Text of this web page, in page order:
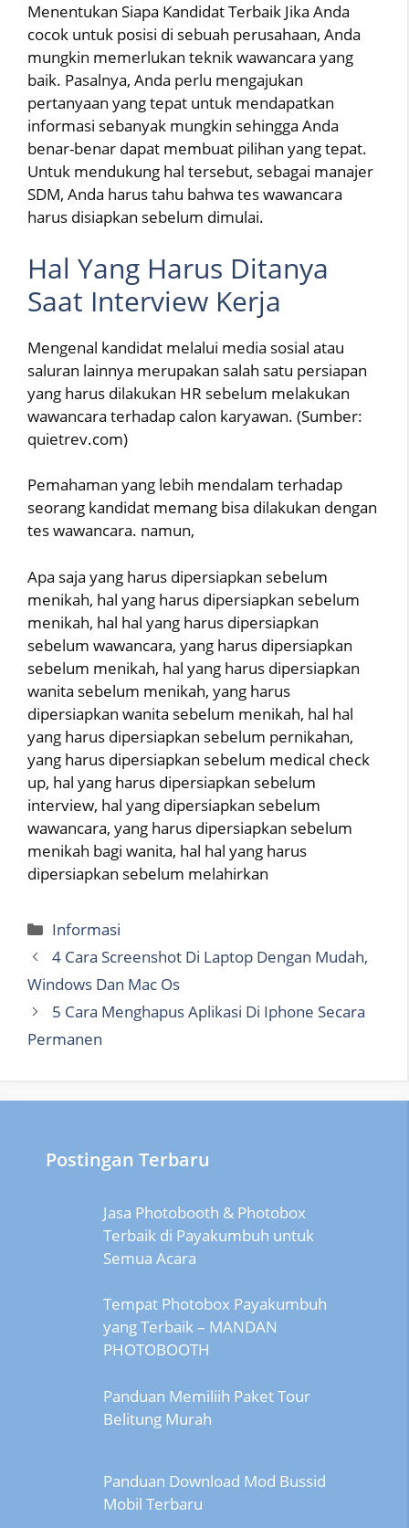
Menentukan Siapa Kandidat Terbaik Jika Anda
cocok untuk posisi di sebuah perusahaan, Anda
mungkin memerlukan teknik wawancara yang
baik. Pasalnya, Anda perlu mengajukan
pertanyaan yang tepat untuk mendapatkan
informasi sebanyak mungkin sehingga Anda
benar-benar dapat membuat pilihan yang tepat.
Untuk mendukung hal tersebut, sebagai manajer
SDM, Anda harus tahu bahwa tes wawancara
harus disiapkan sebelum dimulai.
Hal Yang Harus Ditanya
Saat Interview Kerja
Mengenal kandidat melalui media sosial atau
saluran lainnya merupakan salah satu persiapan
yang harus dilakukan HR sebelum melakukan
wawancara terhadap calon karyawan. (Sumber:
quietrev.com)
Pemahaman yang lebih mendalam terhadap
seorang kandidat memang bisa dilakukan dengan
tes wawancara. namun,
Apa saja yang harus dipersiapkan sebelum
menikah, hal yang harus dipersiapkan sebelum
menikah, hal hal yang harus dipersiapkan
sebelum wawancara, yang harus dipersiapkan
sebelum menikah, hal yang harus dipersiapkan
wanita sebelum menikah, yang harus
dipersiapkan wanita sebelum menikah, hal hal
yang harus dipersiapkan sebelum pernikahan,
yang harus dipersiapkan sebelum medical check
up, hal yang harus dipersiapkan sebelum
interview, hal yang dipersiapkan sebelum
wawancara, yang harus dipersiapkan sebelum
menikah bagi wanita, hal hal yang harus
dipersiapkan sebelum melahirkan
Categories
Informasi
4 Cara Screenshot Di Laptop Dengan Mudah,
Windows Dan Mac Os
5 Cara Menghapus Aplikasi Di Iphone Secara
Permanen
Postingan Terbaru
Jasa Photobooth & Photobox
Terbaik di Payakumbuh untuk
Semua Acara
Tempat Photobox Payakumbuh
yang Terbaik – MANDAN
PHOTOBOOTH
Panduan Memiliih Paket Tour
Belitung Murah
Panduan Download Mod Bussid
Mobil Terbaru